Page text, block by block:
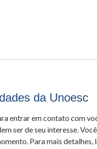
da Unoesc
entrar em contato com
ser de seu interesse.
Para mais detalhes,